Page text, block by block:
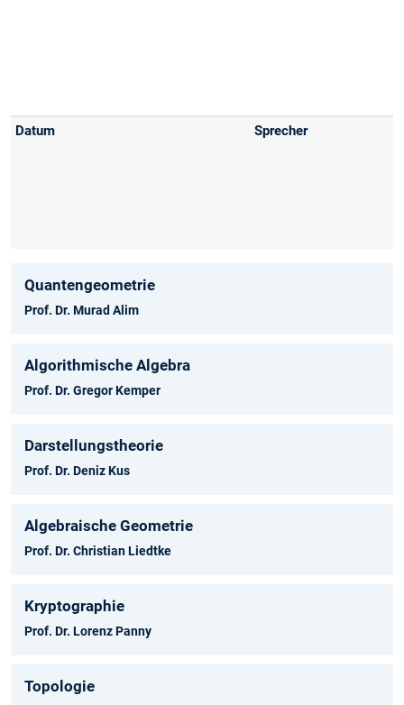
Quantengeometrie
Prof. Dr. Murad Alim
Algorithmische Algebra
Prof. Dr. Gregor Kemper
Darstellungstheorie
Prof. Dr. Deniz Kus
Algebraische Geometrie
Prof. Dr. Christian Liedtke
Kryptographie
Prof. Dr. Lorenz Panny
Topologie